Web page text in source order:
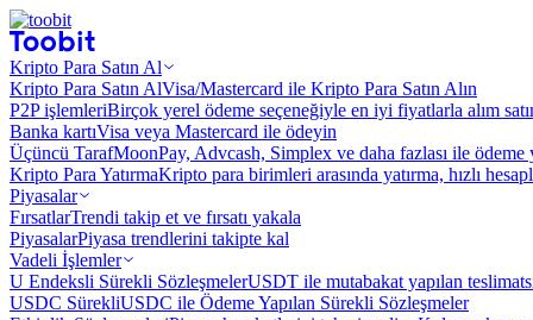
Kripto Para Satın Al
Kripto Para Satın AlVisa/Mastercard ile Kripto Para Satın Alın
P2P işlemleriBirçok yerel ödeme seçeneğiyle en iyi fiyatlarla alım
Banka kartıVisa veya Mastercard ile ödeyin
Üçüncü TarafMoonPay, Advcash, Simplex ve daha fazlası ile ödeme
Kripto Para YatırmaKripto para birimleri arasında yatırma, hızlı
Piyasalar
FırsatlarTrendi takip et ve fırsatı yakala
PiyasalarPiyasa trendlerini takipte kal
Vadeli İşlemler
U Endeksli Sürekli SözleşmelerUSDT ile mutabakat yapılan
USDC SürekliUSDC ile Ödeme Yapılan Sürekli Sözleşmeler